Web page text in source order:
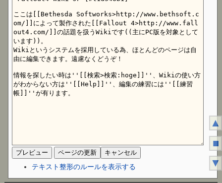
テキスト整形のルールを表示する
▲
■
▼